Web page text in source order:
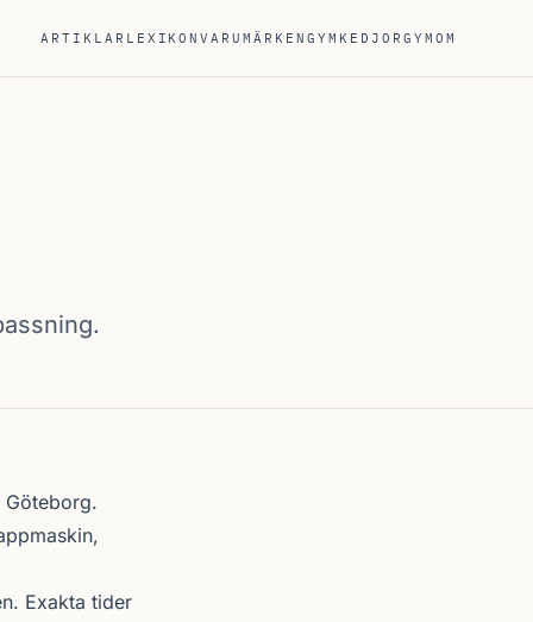
ARTIKLAR LEXIKONVARUMÄRKENGYMKEDJORGYMOM
Göteborg.
Exakta tider